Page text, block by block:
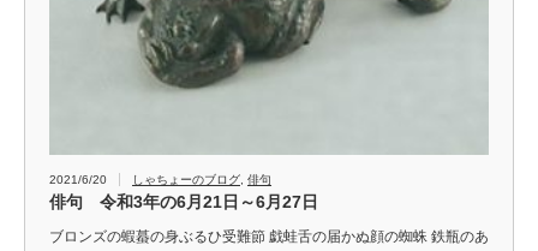
2021/6/20 しゃちょーのブログ 俳句
俳句 令和3年の6月21日～6月27日
ブロンズの蝦蟇の身ぶるひ受難節 戯蛙舌の届かぬ顔の蜘蛛 鉄瓶のあ